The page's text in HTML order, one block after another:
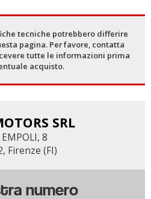
tecniche potrebbero differire
pagina. Per favore, contatta
tutte le informazioni prima
acquisto.
SRL
8
Firenze (FI)
numero